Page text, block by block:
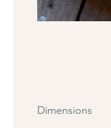
Dimensions